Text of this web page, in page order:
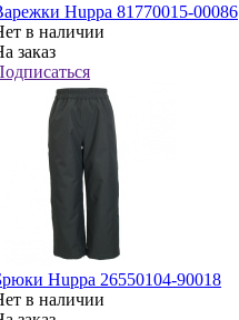
Huppa 81770015-00086
в наличии
заказ
Huppa 26550104-90018
в наличии